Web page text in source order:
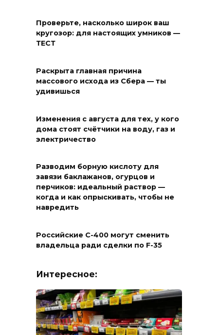
Проверьте, насколько широк ваш
кругозор: для настоящих умников —
ТЕСТ
Раскрыта главная причина
массового исхода из Сбера — ты
удивишься
Изменения с августа для тех, у кого
дома стоят счётчики на воду, газ и
электричество
Разводим борную кислоту для
завязи баклажанов, огурцов и
перчиков: идеальный раствор —
когда и как опрыскивать, чтобы не
навредить
Российские С-400 могут сменить
владельца ради сделки по F-35
Интересное: